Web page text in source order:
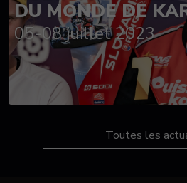
DU MONDE DE
05-08 juillet 2023
Toutes les